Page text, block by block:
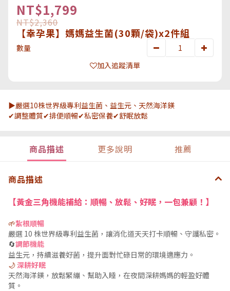
NT$1,799
NT$2,360
【幸孕果】媽媽益生菌(30顆/袋)x2件組
數量
加入追蹤清單
▶嚴選10株世界級專利益生菌、益生元、天然海洋鎂
✔調整體質✔排便順暢✔私密保養✔舒眠放鬆
商品描述 更多說明 推薦
商品描述
【黃金三角機能補給：順暢、放鬆、好眠，一包兼顧！ 】
🌱紮根順暢
嚴選 10 株世界級專利益生菌，讓消化道天天打卡順暢、守護私密。
🔄調節機能
益生元，持續滋養好菌，提升面對忙碌日常的環境適應力。
🌙深耕好眠
天然海洋鎂，放鬆緊繃、幫助入睡，在夜間深耕媽媽的輕盈好體
質。